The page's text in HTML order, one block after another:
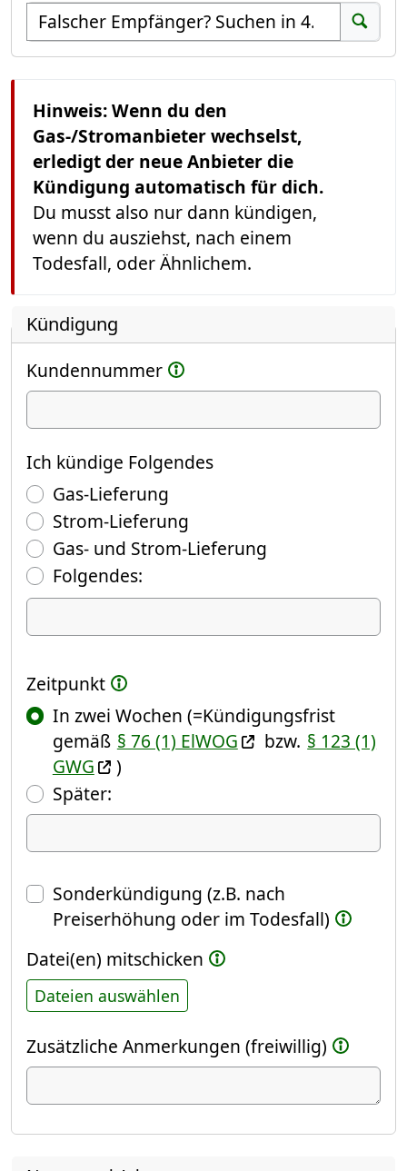
Empfänger suchen
Suchen
Hinweis: Wenn du den
Gas-/Stromanbieter wechselst,
erledigt der neue Anbieter die
Kündigung automatisch für dich.
Du musst also nur dann kündigen,
wenn du ausziehst, nach einem
Todesfall, oder Ähnlichem.
Kündigung
Kundennummer
Ich kündige
Ich kündige Folgendes
Gas-Lieferung
Strom-Lieferung
Gas- und Strom-Lieferung
Folgendes:
Ich kündige Folgendes
Zeitpunkt
In zwei Wochen (=Kündigungsfrist
gemäß § 76 (1) ElWOG bzw. § 123 (1)
GWG
)
Später:(Fokus springt automatisch ins
Datum
Sonderkündigung (z.B. nach
Preiserhöhung oder im Todesfall)
Datei(en) mitschicken
Dateien auswählen
Zusätzliche Anmerkungen (freiwillig)